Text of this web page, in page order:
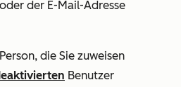
der E-Mail-Adresse
die Sie zuweisen
Benutzer